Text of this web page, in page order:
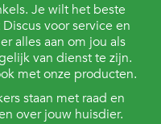
Je wilt het beste
voor service en
alles aan om jou als
van dienst te zijn.
met onze producten.
staan met raad en
over jouw huisdier.